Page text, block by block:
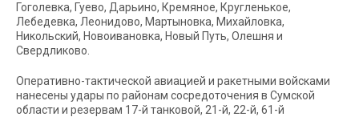
Гоголевка, Гуево, Дарьино, Кремяное, Кругленькое,
Лебедевка, Леонидово, Мартыновка, Михайловка,
Никольский, Новоивановка, Новый Путь, Олешня и
Свердликово.
Оперативно-тактической авиацией и ракетными войсками
нанесены удары по районам сосредоточения в Сумской
области и резервам 17-й танковой, 21-й, 22-й, 61-й